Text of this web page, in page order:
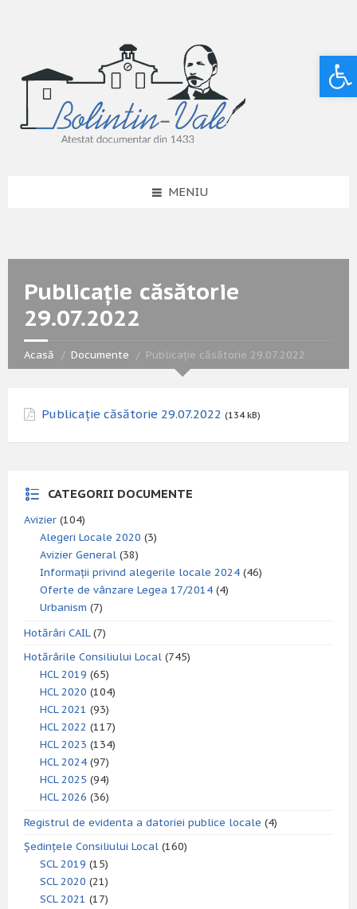
MENIU
Publicație căsătorie
29.07.2022
Acasă Documente Publicație căsătorie 29.07.2022
Publicație căsătorie 29.07.2022 (134 kB)
CATEGORII DOCUMENTE
Avizier (104)
Alegeri Locale 2020 (3)
Avizier General (38)
Informații privind alegerile locale 2024 (46)
Oferte de vânzare Legea 17/2014 (4)
Urbanism (7)
Hotărâri CAIL(7)
Hotărârile Consiliului Local (745)
HCL 2019 (65)
HCL 2020 (104)
HCL 2021 (93)
HCL 2022 (117)
HCL 2023 (134)
HCL 2024 (97)
HCL 2025 (94)
HCL 2026 (36)
Registrul de evidenta a datoriei publice locale (4)
Ședințele Consiliului Local (160)
SCL 2019 (15)
SCL 2020 (21)
SCL 2021 (17)
Deschide bara de unelte